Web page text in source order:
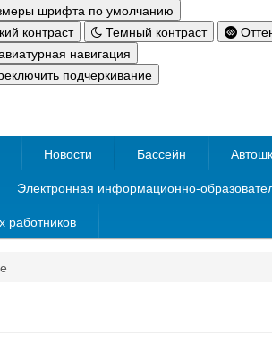
шрифта по умолчанию
контраст
Темный контраст
навигация
подчеркивание
Новости Бассейн
Электронная информационно-
работников